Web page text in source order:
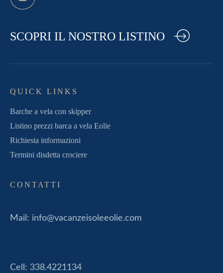
SCOPRI IL NOSTRO LISTINO
QUICK LINKS
Barche a vela con skipper
Listino prezzi barca a vela Eolie
Richiesta informazioni
Termini disdetta crociere
CONTATTI
Mail: info@vacanzeisoleeolie.com
Cell: 338.4221134